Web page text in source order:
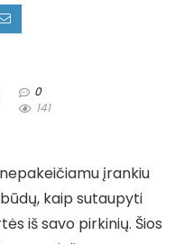
0
141
įrankiu
kaip sutaupyti
iš savo pirkinių. Šios